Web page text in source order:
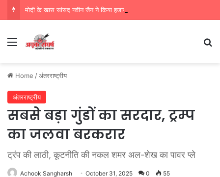
Menu
Home /अंतरराष्ट्रीय
अंतरराष्ट्रीय
सबसे बड़ा गुंडों का सरदार, ट्रम्प
का जलवा बरकरार
ट्रंप की लाठी, कूटनीति की नकल शमर अल-शेख का पावर प्ले
Achook Sangharsh October 31, 2025 0 55